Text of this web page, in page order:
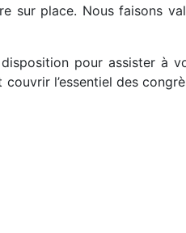
sur place. Nous faisons
pour assister à
l’essentiel des